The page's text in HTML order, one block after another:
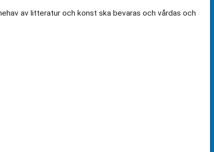
av litteratur och konst ska bevaras och vårdas och